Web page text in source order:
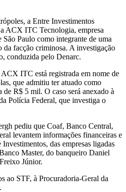
a Entre Investimentos
ACX ITC Tecnologia, empresa
Paulo como integrante de uma
da facção criminosa. A investigação
conduzida pelo Denarc.
ITC está registrada em nome de
que admitiu ter atuado como
de R$ 5 mil. O caso será anexado à
Polícia Federal, que investiga o
pediu que Coaf, Banco Central,
levantem informações financeiras e
das empresas ligadas
Master, do banqueiro Daniel
Júnior.
ao STF, à Procuradoria-Geral da